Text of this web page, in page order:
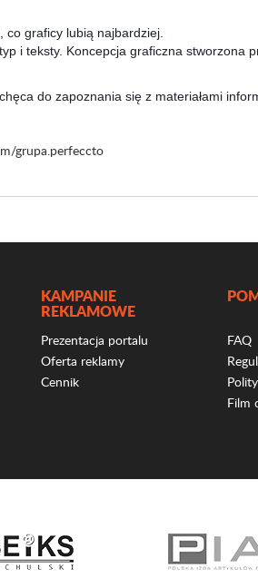
graficy lubią najbardziej.
i teksty. Koncepcja graficzna stworzona
do zapoznania się z materiałami
grupa.perfeccto
KAMPANIE
REKLAMOWE
Prezentacja portalu
Oferta reklamy
Cennik
FAQ
Film